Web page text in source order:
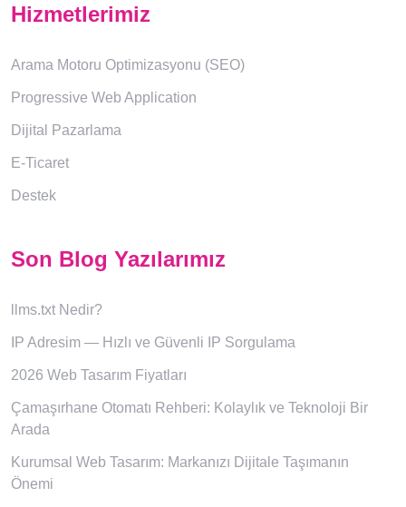
Hizmetlerimiz
Arama Motoru Optimizasyonu (SEO)
Progressive Web Application
Dijital Pazarlama
E-Ticaret
Destek
Son Blog Yazılarımız
llms.txt Nedir?
IP Adresim — Hızlı ve Güvenli IP Sorgulama
2026 Web Tasarım Fiyatları
Çamaşırhane Otomatı Rehberi: Kolaylık ve Teknoloji Bir
Arada
Kurumsal Web Tasarım: Markanızı Dijitale Taşımanın
Önemi